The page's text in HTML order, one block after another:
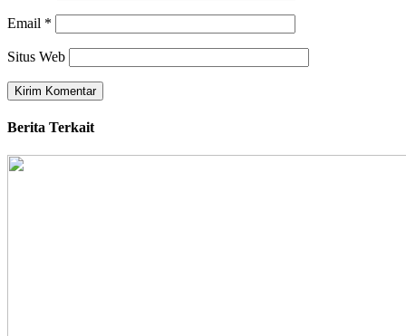
Email *
Situs Web
Berita Terkait